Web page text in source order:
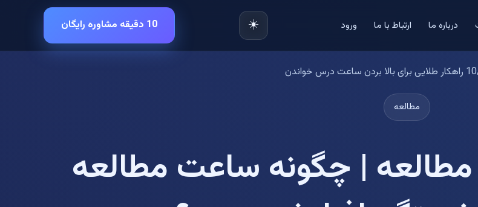
درباره ما ارتباط با ما ورود ☀️ 10 دقیقه مشاوره رایگان
10 راهکار طلایی برای بالا بردن ساعت درس خواندن
مطالعه
| چگونه ساعت مطالعه